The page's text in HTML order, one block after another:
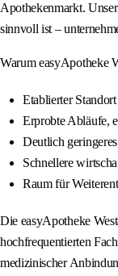
Apothekenmarkt.
sinnvoll ist –
Warum easyApotheke
Etablierter
Erprobte Abläufe,
Deutlich
Schnellere
Raum für
Die easyApotheke
hochfrequentierten
medizinischer